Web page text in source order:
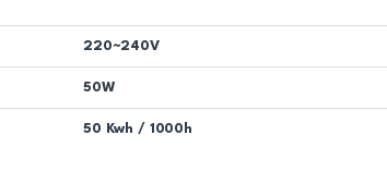
220~240V
50W
50 Kwh / 1000h